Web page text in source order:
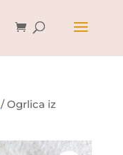
/ Ogrlica iz